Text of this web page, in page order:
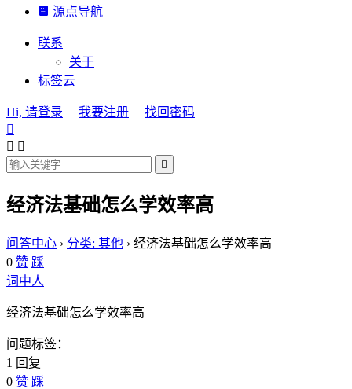
源点导航
联系
关于
标签云
Hi, 请登录 我要注册
找回密码

 

经济法基础怎么学效率高
问答中心 › 分类: 其他 › 经济法基础怎么学效率高
0 赞 踩
词中人
经济法基础怎么学效率高
问题标签：
1 回复
0 赞 踩